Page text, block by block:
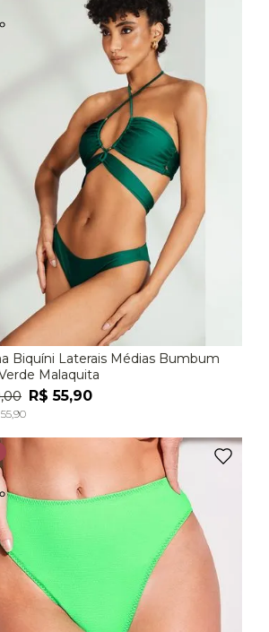
M
P
ADICIONAR À SACOLA
Biquíni Laterais Médias Bumbum
Malaquita
,00 R$ 55,90
55,90